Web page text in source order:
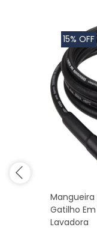
15% OFF
Gatilho
Lavadora